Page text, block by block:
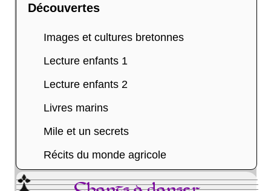
Découvertes
Images et cultures bretonnes
Lecture enfants 1
Lecture enfants 2
Livres marins
Mile et un secrets
Récits du monde agricole